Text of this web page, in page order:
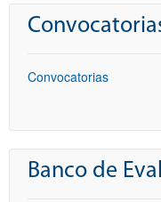
Convocatorias
Banco de